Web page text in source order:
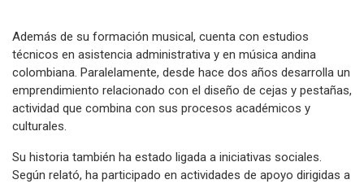
Además de su formación musical, cuenta con estudios
técnicos en asistencia administrativa y en música andina
colombiana. Paralelamente, desde hace dos años desarrolla un
emprendimiento relacionado con el diseño de cejas y pestañas,
actividad que combina con sus procesos académicos y
culturales.
Su historia también ha estado ligada a iniciativas sociales.
Según relató, ha participado en actividades de apoyo dirigidas a